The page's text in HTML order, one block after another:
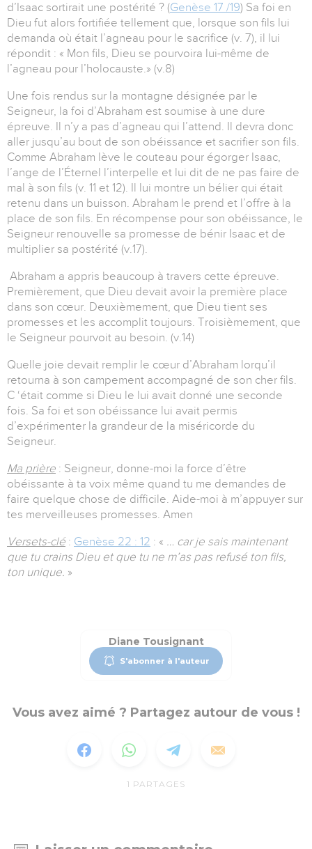
d’Isaac sortirait une postérité ? (Genèse 17 /19) Sa foi en
Dieu fut alors fortifiée tellement que, lorsque son fils lui
demanda où était l’agneau pour le sacrifice (v. 7), il lui
répondit : « Mon fils, Dieu se pourvoira lui-même de
l’agneau pour l’holocauste.» (v.8)
Une fois rendus sur la montagne désignée par le
Seigneur, la foi d’Abraham est soumise à une dure
épreuve. Il n’y a pas d’agneau qui l’attend. Il devra donc
aller jusqu’au bout de son obéissance et sacrifier son fils.
Comme Abraham lève le couteau pour égorger Isaac,
l’ange de l’Éternel l’interpelle et lui dit de ne pas faire de
mal à son fils (v. 11 et 12). Il lui montre un bélier qui était
retenu dans un buisson. Abraham le prend et l’offre à la
place de son fils. En récompense pour son obéissance, le
Seigneur renouvelle sa promesse de bénir Isaac et de
multiplier sa postérité (v.17).
Abraham a appris beaucoup à travers cette épreuve.
Premièrement, que Dieu devait avoir la première place
dans son cœur. Deuxièmement, que Dieu tient ses
promesses et les accomplit toujours. Troisièmement, que
le Seigneur pourvoit au besoin. (v.14)
Quelle joie devait remplir le cœur d’Abraham lorqu’il
retourna à son campement accompagné de son cher fils.
C ‘était comme si Dieu le lui avait donné une seconde
fois. Sa foi et son obéissance lui avait permis
d’expérimenter la grandeur de la miséricorde du
Seigneur.
Ma prière : Seigneur, donne-moi la force d’être
obéissante à ta voix même quand tu me demandes de
faire quelque chose de difficile. Aide-moi à m’appuyer sur
tes merveilleuses promesses. Amen
Versets-clé : Genèse 22 : 12 : « … car je sais maintenant
que tu crains Dieu et que tu ne m’as pas refusé ton fils,
ton unique. »
Diane Tousignant
S'abonner à l'auteur
Vous avez aimé ? Partagez autour de vous !
1 PARTAGES